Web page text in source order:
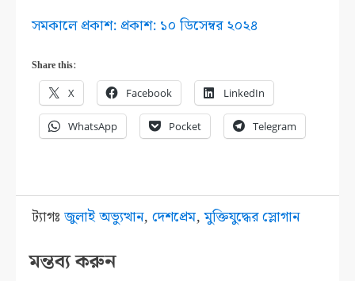
সমকালে প্রকাশ: প্রকাশ: ১০ ডিসেম্বর ২০২৪
Share this:
X Facebook LinkedIn
WhatsApp Pocket Telegram
ট্যাগঃজুলাই অভ্যুত্থান,দেশপ্রেম,মুক্তিযুদ্ধের স্লোগান
মন্তব্য করুন